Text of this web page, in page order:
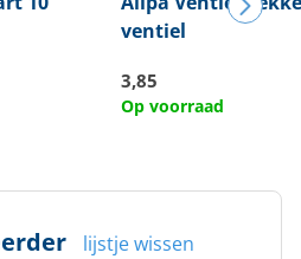
ventiel
3,85
Op voorraad
lijstje wissen